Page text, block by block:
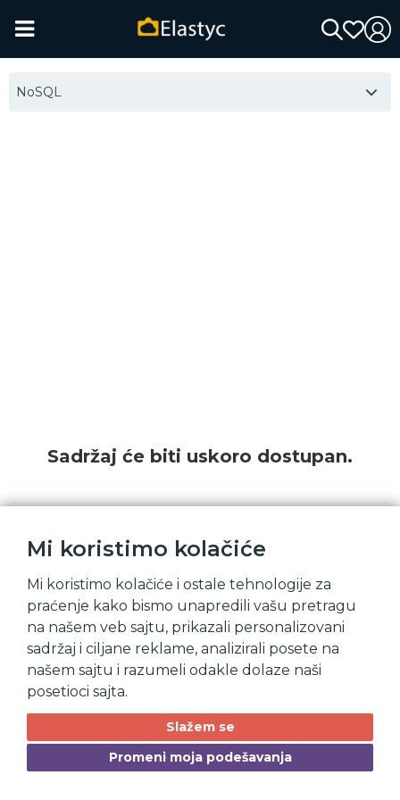
Mi koristimo kolačiće
Mi koristimo kolačiće i ostale tehnologije za
praćenje kako bismo unapredili vašu pretragu
na našem veb sajtu, prikazali personalizovani
sadržaj i ciljane reklame, analizirali posete na
našem sajtu i razumeli odakle dolaze naši
posetioci sajta.
Slažem se
Promeni moja podešavanja
NoSQL
Sadržaj će biti uskoro dostupan.